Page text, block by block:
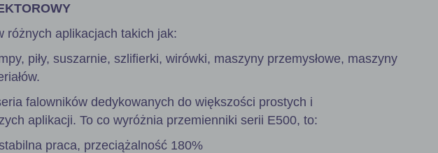
różnych aplikacjach takich jak:
piły, suszarnie, szlifierki, wirówki, maszyny przemysłowe, maszyny
falowników dedykowanych do większości prostych i
aplikacji. To co wyróżnia przemienniki serii E500, to:
praca, przeciążalność 180%